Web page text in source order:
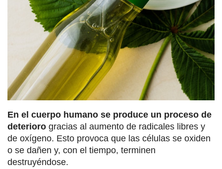
En el cuerpo humano se produce un proceso de
deterioro gracias al aumento de radicales libres y
de oxígeno. Esto provoca que las células se oxiden
o se dañen y, con el tiempo, terminen
destruyéndose.